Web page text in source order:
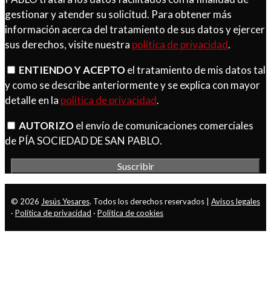
gestionar y atender su solicitud. Para obtener más
información acerca del tratamiento de sus datos y ejercer
sus derechos, visite nuestra política de privacidad.
ENTIENDO Y ACEPTOel tratamiento de mis datos tal
y como se describe anteriormente y se explica con mayor
detalle en la política de privacidad.
AUTORIZOel envío de comunicaciones comerciales
de PÍA SOCIEDAD DE SAN PABLO.
© 2026 Jesús Yesares. Todos los derechos reservados | Avisos legales
· Política de privacidad · Política de cookies